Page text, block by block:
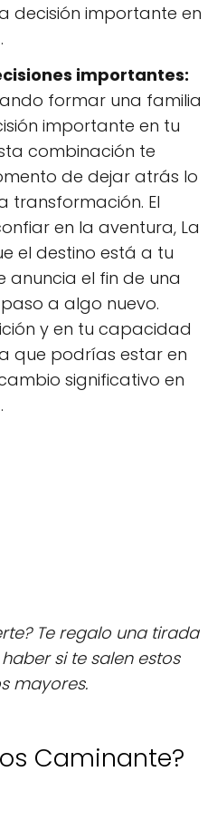
decisión importante en
importantes:
formar una familia
importante en tu
combinación te
de dejar atrás lo
transformación. El
en la aventura, La
el destino está a tu
anuncia el fin de una
a algo nuevo.
y en tu capacidad
que podrías estar en
significativo en
Te regalo una tirada
si te salen estos
mayores.
Caminante?